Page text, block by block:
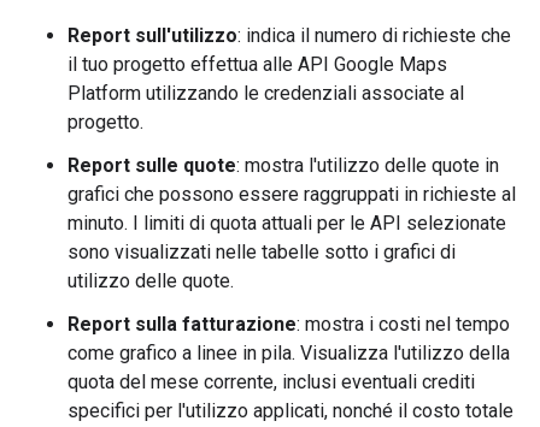
Report sull'utilizzo: indica il numero di richieste che
il tuo progetto effettua alle API Google Maps
Platform utilizzando le credenziali associate al
progetto.
Report sulle quote: mostra l'utilizzo delle quote in
grafici che possono essere raggruppati in richieste al
minuto. I limiti di quota attuali per le API selezionate
sono visualizzati nelle tabelle sotto i grafici di
utilizzo delle quote.
Report sulla fatturazione: mostra i costi nel tempo
come grafico a linee in pila. Visualizza l'utilizzo della
quota del mese corrente, inclusi eventuali crediti
specifici per l'utilizzo applicati, nonché il costo totale